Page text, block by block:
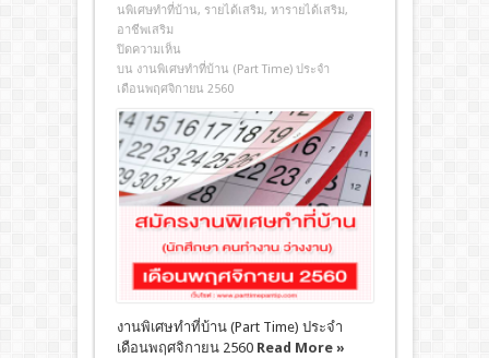
นพิเศษทําที่บ้าน, รายได้เสริม, หารายได้เสริม,
อาชีพเสริม
ปิดความเห็น
บน งานพิเศษทําที่บ้าน (Part Time) ประจำ
เดือนพฤศจิกายน 2560
งานพิเศษทําที่บ้าน (Part Time) ประจำ
เดือนพฤศจิกายน 2560 Read More »